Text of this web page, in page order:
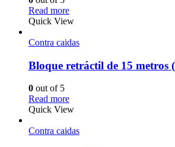
Read more
Quick View
Contra caidas
Bloque retráctil de 15 metros
0 out of 5
Read more
Quick View
Contra caidas